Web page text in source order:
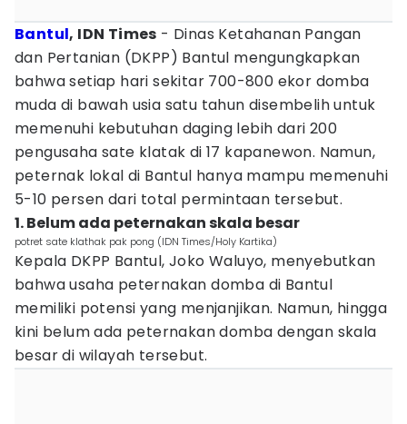
Bantul, IDN Times - Dinas Ketahanan Pangan
dan Pertanian (DKPP) Bantul mengungkapkan
bahwa setiap hari sekitar 700-800 ekor domba
muda di bawah usia satu tahun disembelih untuk
memenuhi kebutuhan daging lebih dari 200
pengusaha sate klatak di 17 kapanewon. Namun,
peternak lokal di Bantul hanya mampu memenuhi
5-10 persen dari total permintaan tersebut.
1. Belum ada peternakan skala besar
potret sate klathak pak pong (IDN Times/Holy Kartika)
Kepala DKPP Bantul, Joko Waluyo, menyebutkan
bahwa usaha peternakan domba di Bantul
memiliki potensi yang menjanjikan. Namun, hingga
kini belum ada peternakan domba dengan skala
besar di wilayah tersebut.